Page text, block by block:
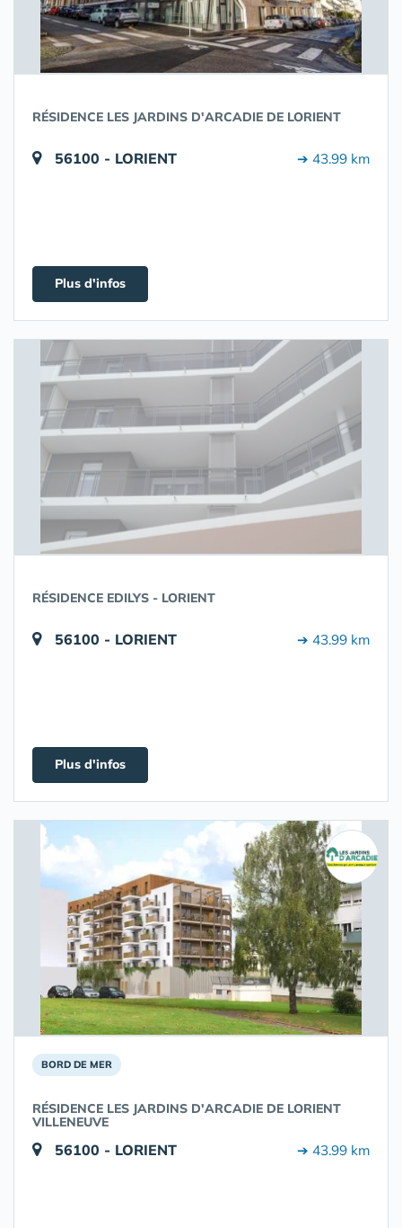
RÉSIDENCE LES JARDINS D'ARCADIE DE LORIENT
56100 - LORIENT ➔ 43.99 km
Plus d'infos
RÉSIDENCE EDILYS - LORIENT
56100 - LORIENT ➔ 43.99 km
Plus d'infos
BORD DE MER
RÉSIDENCE LES JARDINS D'ARCADIE DE LORIENT
VILLENEUVE
56100 - LORIENT ➔ 43.99 km